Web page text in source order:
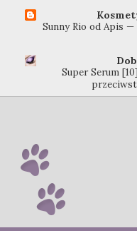
Sunny Rio od Apis
Super Serum